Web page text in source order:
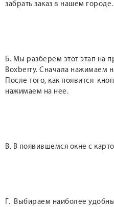
забрать заказ в нашем городе.
Б. Мы разберем этот этап на
Boxberry. Сначала нажимаем
После того, как появится
нажимаем на нее.
В. В появившемся окне с
Г. Выбираем наиболее